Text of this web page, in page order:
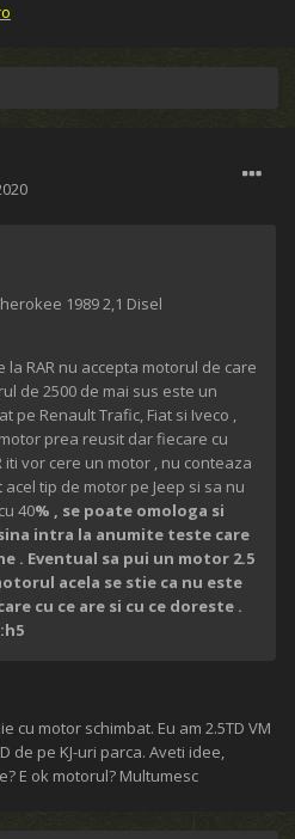
1989 2,1 Disel
la RAR nu accepta motorul de care
de 2500 de mai sus este un
pe Renault Trafic, Fiat si Iveco ,
prea reusit dar fiecare cu
iti vor cere un motor , nu conteaza
tip de motor pe Jeep si sa nu
40% , se poate omologa si
intra la anumite teste care
. Eventual sa pui un motor 2.5
acela se stie ca nu este
cu ce are si cu ce doreste .
cu motor schimbat. Eu am 2.5TD VM
de pe KJ-uri parca. Aveti idee,
E ok motorul? Multumesc